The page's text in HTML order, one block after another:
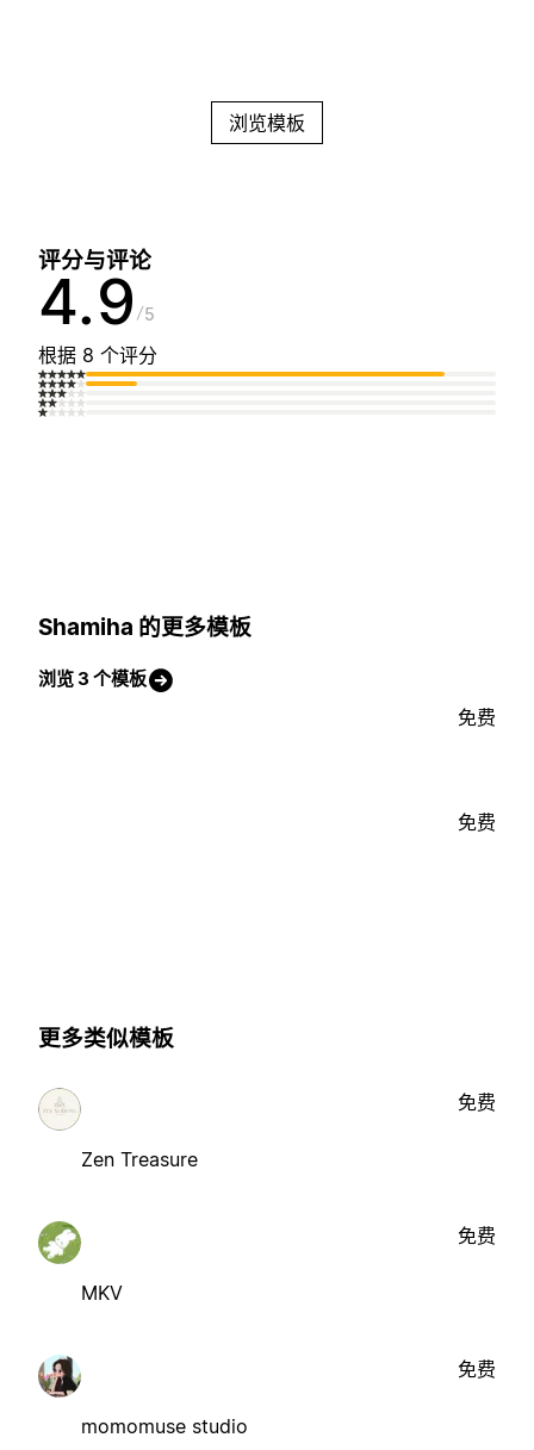
浏览模板
评分与评论
4.9 5
根据 8 个评分
Shamiha 的更多模板
浏览 3 个模板
免费
免费
更多类似模板
Zen Treasure
免费
MKV
免费
momomuse studio
免费